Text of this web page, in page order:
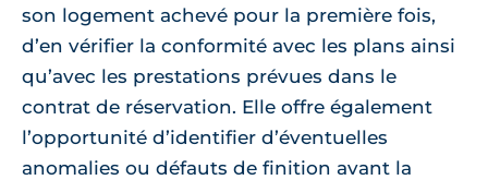
son logement achevé pour la première fois,
d’en vérifier la conformité avec les plans ainsi
qu’avec les prestations prévues dans le
contrat de réservation. Elle offre également
l’opportunité d’identifier d’éventuelles
anomalies ou défauts de finition avant la